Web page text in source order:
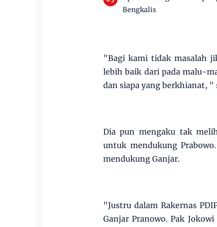
Bengkalis
"Bagi kami tidak masalah
lebih baik dari pada malu-
dan siapa yang berkhianat, "
Dia pun mengaku tak
untuk mendukung
mendukung Ganjar.
"Justru dalam Rakernas
Ganjar Pranowo. Pak